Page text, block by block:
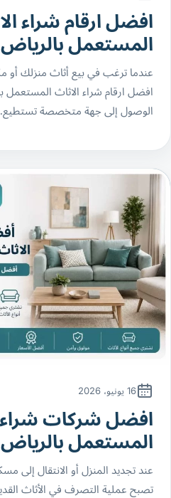
افضل ارقام شراء
المستعمل بالرياض
عندما ترغب في بيع أثاث منزلك أو
افضل ارقام شراء الاثاث
الوصول إلى جهة متخصصة
16 يونيو، 2026
افضل شركات شراء
المستعمل بالرياض
عند تجديد المنزل أو الانتقال إلى
تصبح عملية التصرف في الأثاث